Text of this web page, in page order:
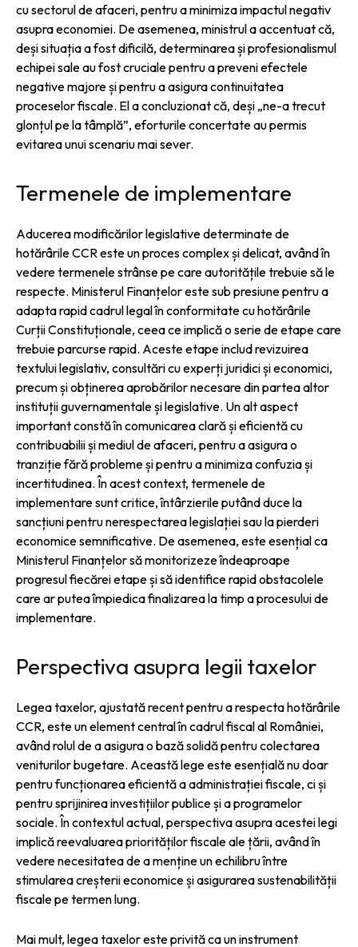
cu sectorul de afaceri, pentru a minimiza impactul negativ
asupra economiei. De asemenea, ministrul a accentuat că,
deși situația a fost dificilă, determinarea și profesionalismul
echipei sale au fost cruciale pentru a preveni efectele
negative majore și pentru a asigura continuitatea
proceselor fiscale. El a concluzionat că, deși „ne-a trecut
glonțul pe la tâmplă”, eforturile concertate au permis
evitarea unui scenariu mai sever.
Termenele de implementare
Aducerea modificărilor legislative determinate de
hotărârile CCR este un proces complex și delicat, având în
vedere termenele strânse pe care autoritățile trebuie să le
respecte. Ministerul Finanțelor este sub presiune pentru a
adapta rapid cadrul legal în conformitate cu hotărârile
Curții Constituționale, ceea ce implică o serie de etape care
trebuie parcurse rapid. Aceste etape includ revizuirea
textului legislativ, consultări cu experți juridici și economici,
precum și obținerea aprobărilor necesare din partea altor
instituții guvernamentale și legislative. Un alt aspect
important constă în comunicarea clară și eficientă cu
contribuabilii și mediul de afaceri, pentru a asigura o
tranziție fără probleme și pentru a minimiza confuzia și
incertitudinea. În acest context, termenele de
implementare sunt critice, întârzierile putând duce la
sancțiuni pentru nerespectarea legislației sau la pierderi
economice semnificative. De asemenea, este esențial ca
Ministerul Finanțelor să monitorizeze îndeaproape
progresul fiecărei etape și să identifice rapid obstacolele
care ar putea împiedica finalizarea la timp a procesului de
implementare.
Perspectiva asupra legii taxelor
Legea taxelor, ajustată recent pentru a respecta hotărârile
CCR, este un element central în cadrul fiscal al României,
având rolul de a asigura o bază solidă pentru colectarea
veniturilor bugetare. Această lege este esențială nu doar
pentru funcționarea eficientă a administrației fiscale, ci și
pentru sprijinirea investițiilor publice și a programelor
sociale. În contextul actual, perspectiva asupra acestei legi
implică reevaluarea priorităților fiscale ale țării, având în
vedere necesitatea de a menține un echilibru între
stimularea creșterii economice și asigurarea sustenabilității
fiscale pe termen lung.
Mai mult, legea taxelor este privită ca un instrument